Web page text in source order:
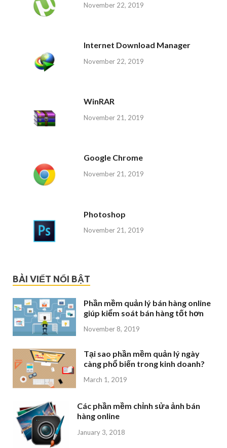
November 22, 2019
Internet Download Manager
November 22, 2019
WinRAR
November 21, 2019
Google Chrome
November 21, 2019
Photoshop
November 21, 2019
BÀI VIẾT NỔI BẬT
Phần mềm quản lý bán hàng online
giúp kiểm soát bán hàng tốt hơn
November 8, 2019
Tại sao phần mềm quản lý ngày
càng phổ biến trong kinh doanh?
March 1, 2019
Các phần mềm chỉnh sửa ảnh bán
hàng online
January 3, 2018